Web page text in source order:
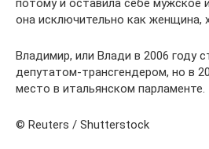
потому и оставила себе мужское
она исключительно как женщина,
Владимир, или Влади в 2006 году
депутатом-трансгендером, но в
место в итальянском парламенте.
© Reuters / Shutterstock